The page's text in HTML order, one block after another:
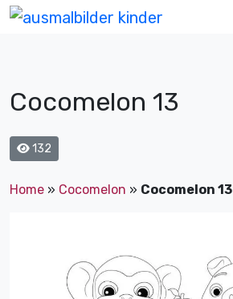
Cocomelon 13
132
Home » Cocomelon » Cocomelon 13